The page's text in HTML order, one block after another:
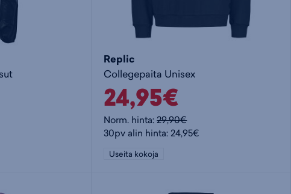
Replic
Collegepaita Unisex
24,95€
Norm. hinta:29,90€
30pv alin hinta: 24,95€
Useita kokoja